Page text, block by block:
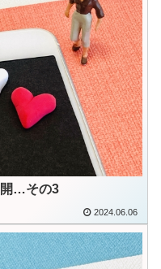
開…その3
2024.06.06